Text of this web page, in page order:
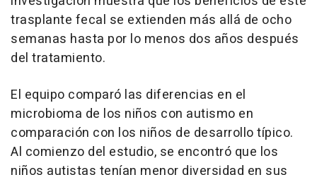
trasplante fecal se extienden más allá de ocho
semanas hasta por lo menos dos años después
del tratamiento.
El equipo comparó las diferencias en el
microbioma de los niños con autismo en
comparación con los niños de desarrollo típico.
Al comienzo del estudio, se encontró que los